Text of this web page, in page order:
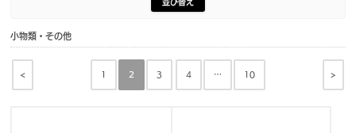
並び替え
小物類・その他
< >
1 2 3 4 … 10